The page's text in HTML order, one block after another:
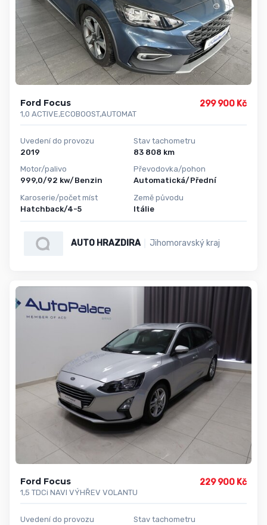
Ford Focus
1,0 ACTIVE,ECOBOOST,AUTOMAT
299 900 Kč
Uvedení do provozu
2019
Motor/palivo
999,0/92 kw/Benzin
Karoserie/počet míst
Hatchback/4-5
Stav tachometru
83 808 km
Převodovka/pohon
Automatická/Přední
Země původu
Itálie
AUTO HRAZDIRA Jihomoravský kraj
Ford Focus
1,5 TDCi NAVI VÝHŘEV VOLANTU
229 900 Kč
Uvedení do provozu
Stav tachometru